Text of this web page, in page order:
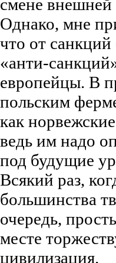
смене
Однако, мне
что от
«анти-
европейцы. В
польским
как
ведь им надо
под будущие
Всякий раз,
большинства
очередь,
месте
цивилизация.